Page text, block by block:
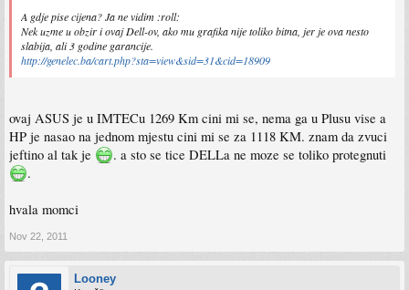
A gdje pise cijena? Ja ne vidim :roll:
Nek uzme u obzir i ovaj Dell-ov, ako mu grafika nije toliko bitna, jer je ova nesto
slabija, ali 3 godine garancije.
http://genelec.ba/cart.php?sta=view&sid=31&cid=18909
ovaj ASUS je u IMTECu 1269 Km cini mi se, nema ga u Plusu vise a
HP je nasao na jednom mjestu cini mi se za 1118 KM. znam da zvuci
jeftino al tak je
. a sto se tice DELLa ne moze se toliko protegnuti
.
hvala momci
Nov 22, 2011
Looney